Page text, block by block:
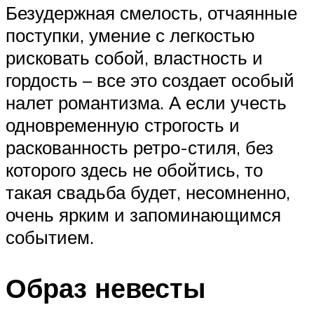
Безудержная смелость, отчаянные
поступки, умение с легкостью
рисковать собой, властность и
гордость – все это создает особый
налет романтизма. А если учесть
одновременную строгость и
раскованность ретро-стиля, без
которого здесь не обойтись, то
такая свадьба будет, несомненно,
очень ярким и запоминающимся
событием.
Образ невесты